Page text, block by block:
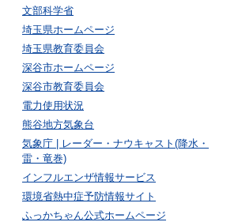
文部科学省
埼玉県ホームページ
埼玉県教育委員会
深谷市ホームページ
深谷市教育委員会
電力使用状況
熊谷地方気象台
気象庁 | レーダー・ナウキャスト(降水・
雷・竜巻)
インフルエンザ情報サービス
環境省熱中症予防情報サイト
ふっかちゃん公式ホームページ